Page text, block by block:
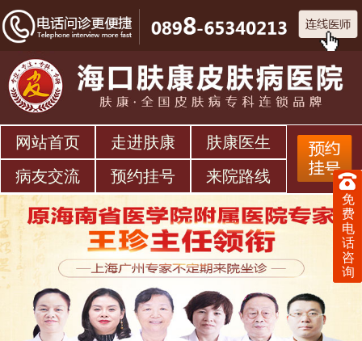
网站首页 走进肤康
肤康医生
病友交流
预约挂号 来院路线
免
费
电
话
咨
询